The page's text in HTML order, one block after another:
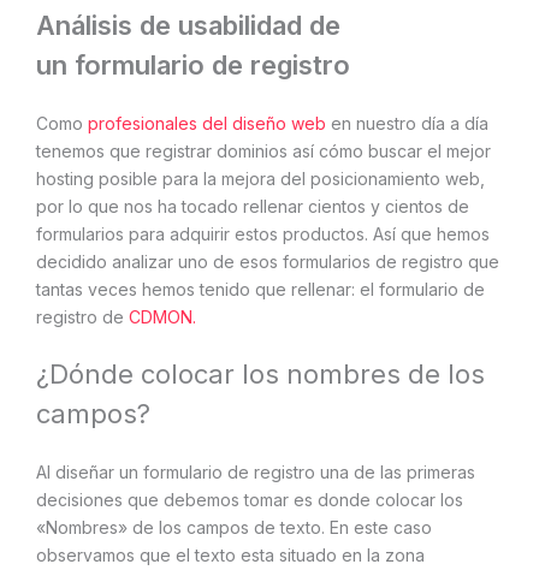
Análisis de usabilidad de
un formulario de registro
Como profesionales del diseño web en nuestro día a día
tenemos que registrar dominios así cómo buscar el mejor
hosting posible para la mejora del posicionamiento web,
por lo que nos ha tocado rellenar cientos y cientos de
formularios para adquirir estos productos. Así que hemos
decidido analizar uno de esos formularios de registro que
tantas veces hemos tenido que rellenar: el formulario de
registro de CDMON.
¿Dónde colocar los nombres de los
campos?
Al diseñar un formulario de registro una de las primeras
decisiones que debemos tomar es donde colocar los
«Nombres» de los campos de texto. En este caso
observamos que el texto esta situado en la zona